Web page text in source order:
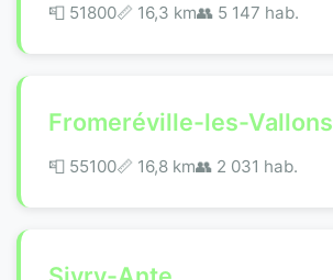
📮 51800📏 16,3 km👥 5 147 hab.
Fromeréville-les-Vallons
📮 55100📏 16,8 km👥 2 031 hab.